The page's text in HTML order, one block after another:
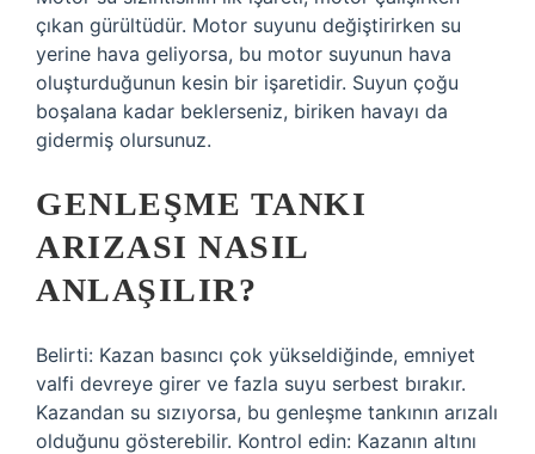
çıkan gürültüdür. Motor suyunu değiştirirken su
yerine hava geliyorsa, bu motor suyunun hava
oluşturduğunun kesin bir işaretidir. Suyun çoğu
boşalana kadar beklerseniz, biriken havayı da
gidermiş olursunuz.
GENLEŞME TANKI
ARIZASI NASIL
ANLAŞILIR?
Belirti: Kazan basıncı çok yükseldiğinde, emniyet
valfi devreye girer ve fazla suyu serbest bırakır.
Kazandan su sızıyorsa, bu genleşme tankının arızalı
olduğunu gösterebilir. Kontrol edin: Kazanın altını